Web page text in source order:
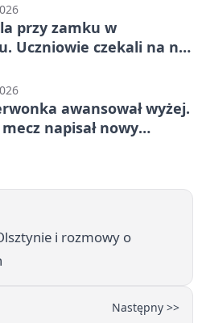
przy zamku w
Uczniowie czekali na nią
awansował wyżej.
napisał nowy
i rozmowy o
Następny >>